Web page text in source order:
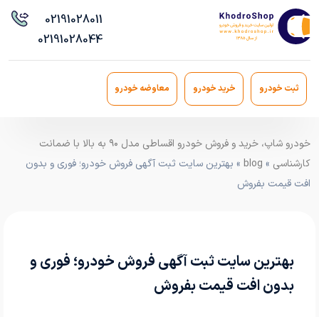
02191028011
02191028044
ثبت خودرو خرید خودرو معاوضه خودرو
خودرو شاپ، خرید و فروش خودرو اقساطی مدل ۹۰ به بالا با ضمانت
کارشناسی »
blog » بهترین سایت ثبت آگهی فروش خودرو؛ فوری و بدون
افت قیمت بفروش
بهترین سایت ثبت آگهی فروش خودرو؛ فوری و
بدون افت قیمت بفروش